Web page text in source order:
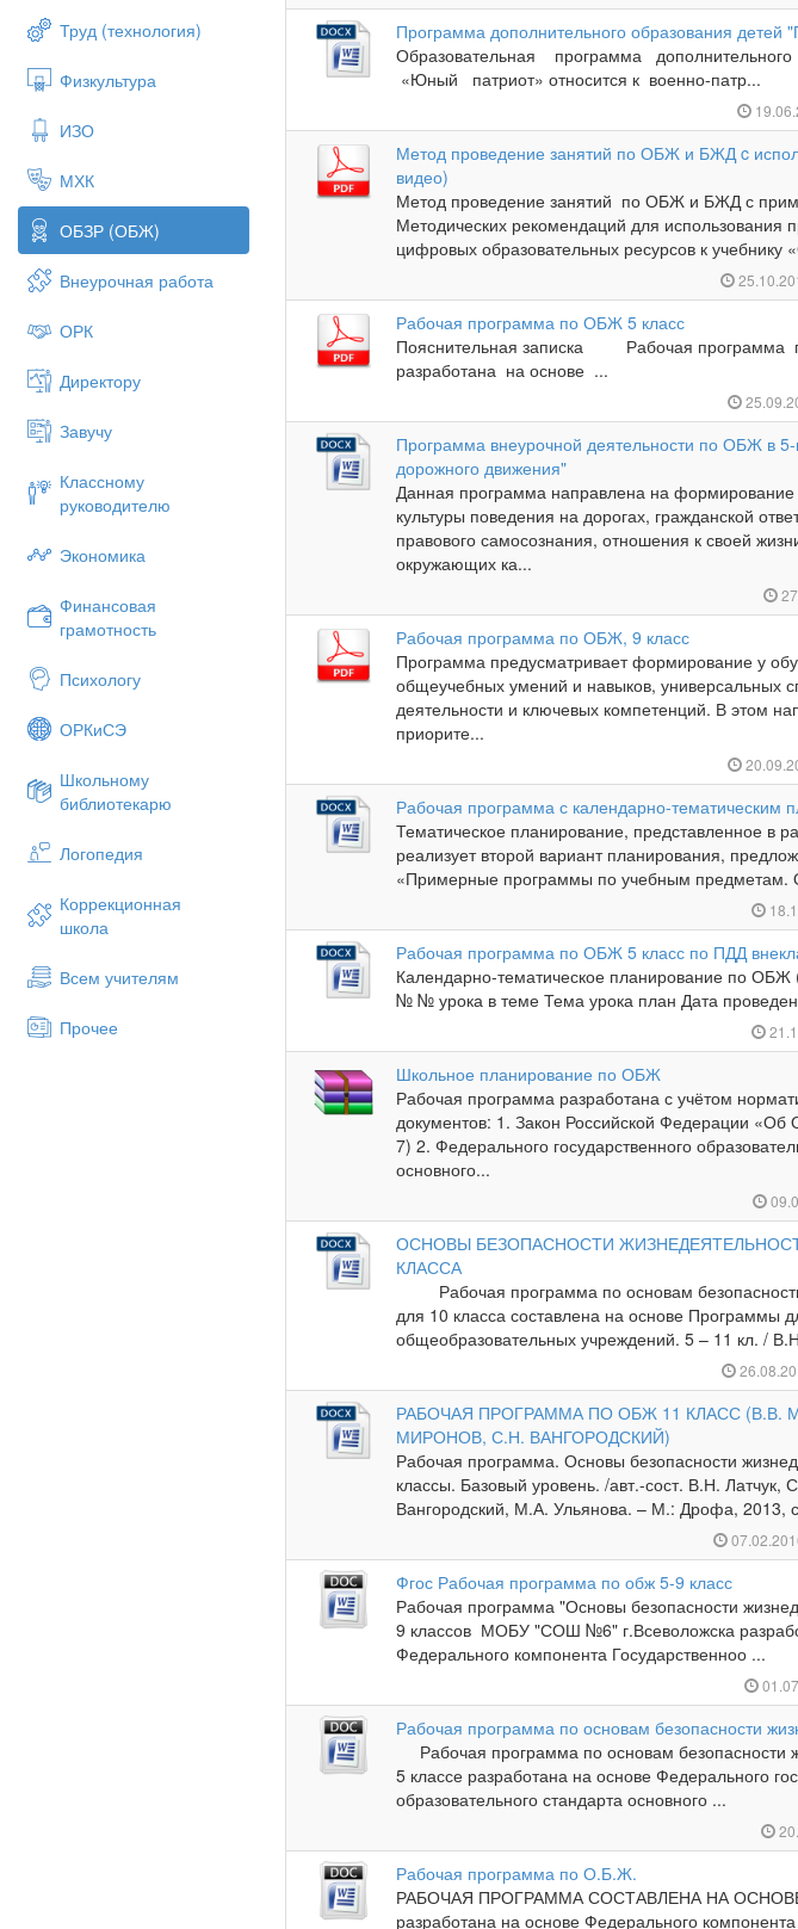
Труд (технология)
Физкультура
ИЗО
МХК
ОБЗР (ОБЖ)
Внеурочная работа
ОРК
Директору
Завучу
Классному
руководителю
Экономика
Финансовая
грамотность
Психологу
ОРКиСЭ
Школьному
библиотекарю
Логопедия
Коррекционная
школа
Всем учителям
Прочее
Программа дополнительного образования детей
Образовательная программа
«Юный патриот» относится к военно-патр...
Метод проведение занятий по ОБЖ и БЖД c
видео)
Метод проведение занятий по ОБЖ и БЖД с
Методических рекомендаций для использования
цифровых образовательных ресурсов к учебнику
Рабочая программа по ОБЖ 5 класс
Пояснительная записка Рабочая
разработана на основе ...
Программа внеурочной деятельности по ОБЖ в 5-
дорожного движения"
Данная программа направлена на формирование
культуры поведения на дорогах, гражданской
правового самосознания, отношения к своей
окружающих ка...
Рабочая программа по ОБЖ, 9 класс
Программа предусматривает формирование у
общеучебных умений и навыков, универсальных
деятельности и ключевых компетенций. В этом
приорите...
Рабочая программа с календарно-тематическим
Тематическое планирование, представленное в
реализует второй вариант планирования,
«Примерные программы по учебным предметам.
Рабочая программа по ОБЖ 5 класс по ПДД
Календарно-тематическое планирование по ОБЖ
№ № урока в теме Тема урока план Дата
Школьное планирование по ОБЖ
Рабочая программа разработана с учётом
документов: 1. Закон Российской Федерации «Об
7) 2. Федерального государственного
основного...
ОСНОВЫ БЕЗОПАСНОСТИ
КЛАССА
Рабочая программа по основам
для 10 класса составлена на основе Программы
общеобразовательных учреждений. 5 – 11 кл. /
РАБОЧАЯ ПРОГРАММА ПО ОБЖ 11 КЛАСС (В.В.
МИРОНОВ, С.Н. ВАНГОРОДСКИЙ)
Рабочая программа. Основы безопасности
классы. Базовый уровень. /авт.-сост. В.Н.
Вангородский, М.А. Ульянова. – М.: Дрофа, 2013,
Фгос Рабочая программа по обж 5-9 класс
Рабочая программа "Основы безопасности
9 классов МОБУ "СОШ №6" г.Всеволожска
Федерального компонента Государственноо ...
Рабочая программа по основам безопасности
Рабочая программа по основам безопасности
5 классе разработана на основе Федерального
образовательного стандарта основного ...
Рабочая программа по О.Б.Ж.
РАБОЧАЯ ПРОГРАММА СОСТАВЛЕНА НА
разработана на основе Федерального компонента